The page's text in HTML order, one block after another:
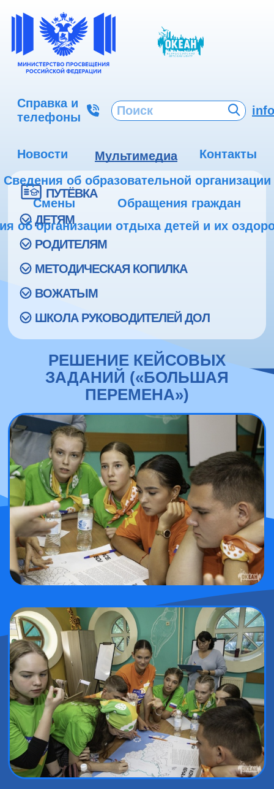
Справка и
телефоны
Новости Мультимедиа
Контакты
Сведения об образовательной организации
Смены
Обращения граждан
об организации отдыха детей и их
ПУТЁВКА
ДЕТЯМ
РОДИТЕЛЯМ
МЕТОДИЧЕСКАЯ КОПИЛКА
ВОЖАТЫМ
ШКОЛА РУКОВОДИТЕЛЕЙ ДОЛ
РЕШЕНИЕ КЕЙСОВЫХ
ЗАДАНИЙ («БОЛЬШАЯ
ПЕРЕМЕНА»)